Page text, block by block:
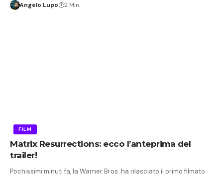
Angelo Lupo 2 Min
FILM
Matrix Resurrections: ecco l’anteprima del
trailer!
Pochissimi minuti fa, la Warner Bros. ha rilasciato il primo filmato